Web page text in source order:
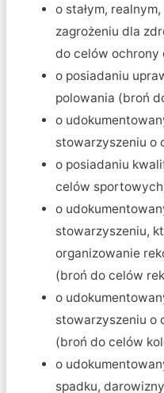
o stałym,
zagrożeniu dla
do celów ochrony
o posiadaniu
polowania (broń
o
stowarzyszeniu o
o posiadaniu
celów
o
stowarzyszeniu,
organizowanie
(broń do celów
o
stowarzyszeniu o
(broń do celów
o
spadku,